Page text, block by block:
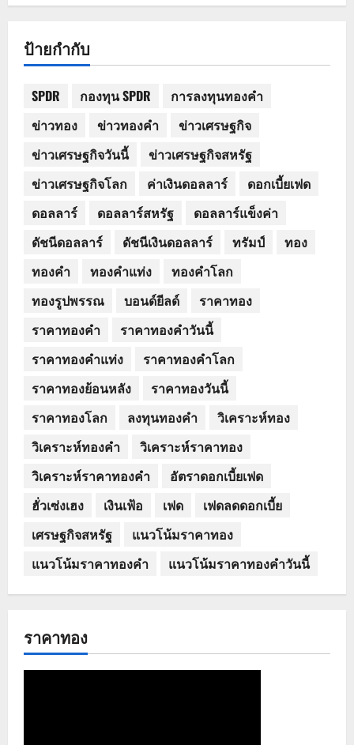
ป้ายกำกับ
SPDR กองทุน SPDR
การลงทุนทองคำ
ข่าวทอง
ข่าวทองคำ
ข่าวเศรษฐกิจ
ข่าวเศรษฐกิจวันนี้
ข่าวเศรษฐกิจสหรัฐ
ข่าวเศรษฐกิจโลก
ค่าเงินดอลลาร์
ดอกเบี้ยเฟด
ดอลลาร์
ดอลลาร์สหรัฐ
ดอลลาร์แข็งค่า
ดัชนีดอลลาร์
ดัชนีเงินดอลลาร์ ทรัมป์
ทอง
ทองคำ
ทองคำแท่ง
ทองคำโลก
ทองรูปพรรณ
บอนด์ยีลด์
ราคาทอง
ราคาทองคำ
ราคาทองคำวันนี้
ราคาทองคำแท่ง
ราคาทองคำโลก
ราคาทองย้อนหลัง
ราคาทองวันนี้
ราคาทองโลก
ลงทุนทองคำ
วิเคราะห์ทอง
วิเคราะห์ทองคำ
วิเคราะห์ราคาทอง
วิเคราะห์ราคาทองคำ
อัตราดอกเบี้ยเฟด
ฮั่วเซ่งเฮง
เงินเฟ้อ เฟด
เฟดลดดอกเบี้ย
เศรษฐกิจสหรัฐ
แนวโน้มราคาทอง
แนวโน้มราคาทองคำ
แนวโน้มราคาทองคำวันนี้
ราคาทอง